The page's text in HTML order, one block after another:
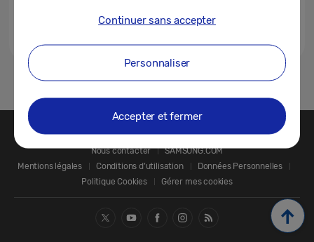
1
Nous contacter
SAMSUNG.COM
Mentions légales
Conditions d’utilisation
Données Personnelles
Politique Cookies
Gérer mes cookies
Continuer sans accepter
Personnaliser
Accepter et fermer